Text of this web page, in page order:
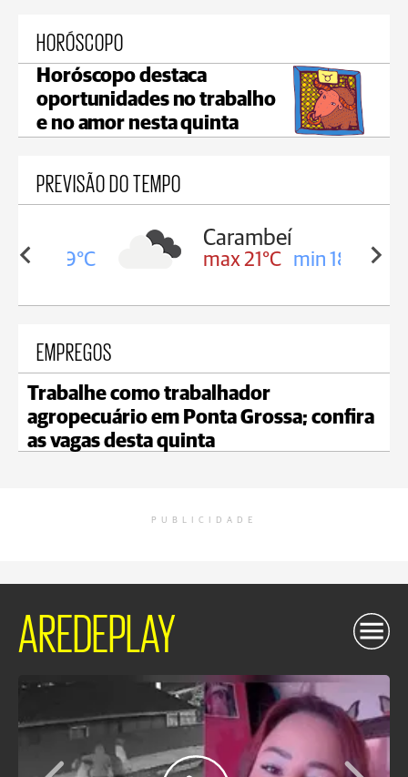
HORÓSCOPO
Horóscopo destaca
oportunidades no trabalho
e no amor nesta quinta
PREVISÃO DO TEMPO
19°C
Carambeí
max 21°C min 18°C
EMPREGOS
Trabalhe como trabalhador
agropecuário em Ponta Grossa; confira
as vagas desta quinta
PUBLICIDADE
AREDEPLAY